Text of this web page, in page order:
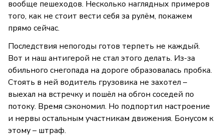
вообще пешеходов. Несколько наглядных примеров
того, как не стоит вести себя за рулём, покажем
прямо сейчас.
Последствия непогоды готов терпеть не каждый.
Вот и наш антигерой не стал этого делать. Из-за
обильного снегопада на дороге образовалась пробка.
Стоять в ней водитель грузовика не захотел –
выехал на встречку и пошёл на обгон соседей по
потоку. Время сэкономил. Но подпортил настроение
и нервы остальным участникам движения. Бонусом к
этому – штраф.